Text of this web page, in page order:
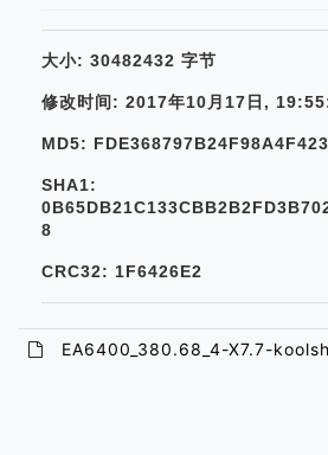
大小: 30482432 字节
修改时间: 2017年10月17日,
MD5:
SHA1:
8
CRC32: 1F6426E2
EA6400_380.68_4-X7.7-